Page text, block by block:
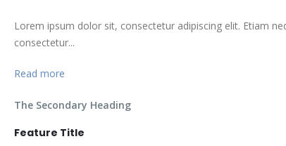
Lorem ipsum dolor sit, consectetur adipiscing elit. Etiam
consectetur...
Read more
The Secondary Heading
Feature Title